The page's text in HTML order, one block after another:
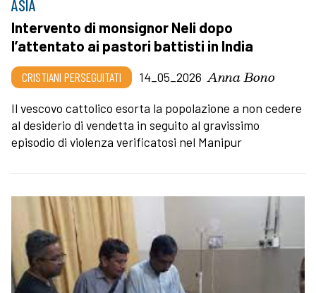
ASIA
Intervento di monsignor Neli dopo
l’attentato ai pastori battisti in India
CRISTIANI PERSEGUITATI 14_05_2026 Anna Bono
Il vescovo cattolico esorta la popolazione a non cedere
al desiderio di vendetta in seguito al gravissimo
episodio di violenza verificatosi nel Manipur